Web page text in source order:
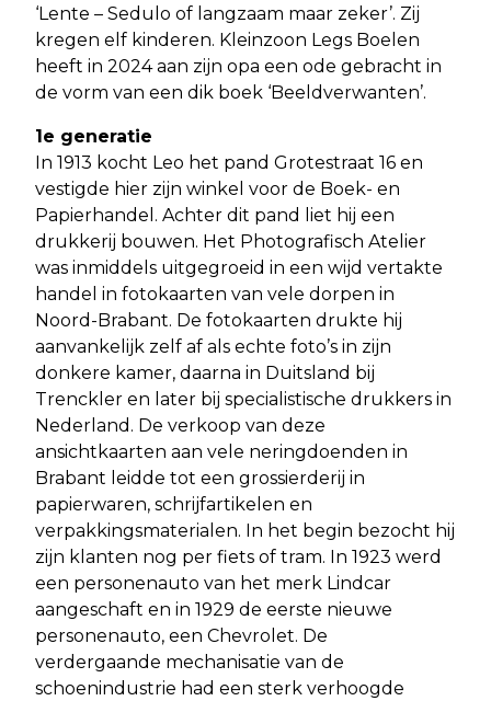
‘Lente – Sedulo of langzaam maar zeker’. Zij
kregen elf kinderen. Kleinzoon Legs Boelen
heeft in 2024 aan zijn opa een ode gebracht in
de vorm van een dik boek ‘Beeldverwanten’.
1e generatie
In 1913 kocht Leo het pand Grotestraat 16 en
vestigde hier zijn winkel voor de Boek- en
Papierhandel. Achter dit pand liet hij een
drukkerij bouwen. Het Photografisch Atelier
was inmiddels uitgegroeid in een wijd vertakte
handel in fotokaarten van vele dorpen in
Noord-Brabant. De fotokaarten drukte hij
aanvankelijk zelf af als echte foto’s in zijn
donkere kamer, daarna in Duitsland bij
Trenckler en later bij specialistische drukkers in
Nederland. De verkoop van deze
ansichtkaarten aan vele neringdoenden in
Brabant leidde tot een grossierderij in
papierwaren, schrijfartikelen en
verpakkingsmaterialen. In het begin bezocht hij
zijn klanten nog per fiets of tram. In 1923 werd
een personenauto van het merk Lindcar
aangeschaft en in 1929 de eerste nieuwe
personenauto, een Chevrolet. De
verdergaande mechanisatie van de
schoenindustrie had een sterk verhoogde